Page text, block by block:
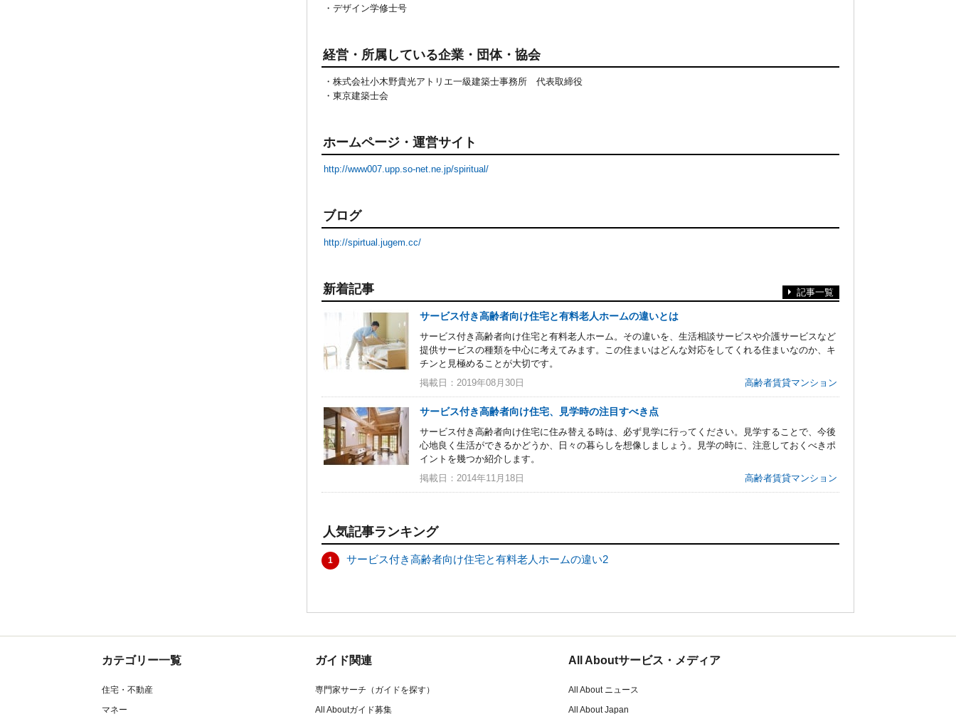
・デザイン学修士号
経営・所属している企業・団体・協会
・株式会社小木野貴光アトリエ一級建築士事務所 代表取締役
・東京建築士会
ホームページ・運営サイト
http://www007.upp.so-net.ne.jp/spiritual/
ブログ
http://spirtual.jugem.cc/
新着記事 記事一覧
サービス付き高齢者向け住宅と有料老人ホームの違いとは
サービス付き高齢者向け住宅と有料老人ホーム。その違いを、生活相談サービスや介護サービスなど
提供サービスの種類を中心に考えてみます。この住まいはどんな対応をしてくれる住まいなのか、キ
チンと見極めることが大切です。
掲載日：2019年08月30日
高齢者賃貸マンション
サービス付き高齢者向け住宅、見学時の注目すべき点
サービス付き高齢者向け住宅に住み替える時は、必ず見学に行ってください。見学することで、今後
心地良く生活ができるかどうか、日々の暮らしを想像しましょう。見学の時に、注意しておくべきポ
イントを幾つか紹介します。
掲載日：2014年11月18日
高齢者賃貸マンション
人気記事ランキング
1 サービス付き高齢者向け住宅と有料老人ホームの違い2
カテゴリー一覧
住宅・不動産
マネー
ガイド関連
専門家サーチ（ガイドを探す）
All Aboutガイド募集
All Aboutサービス・メディア
All About ニュース
All About Japan